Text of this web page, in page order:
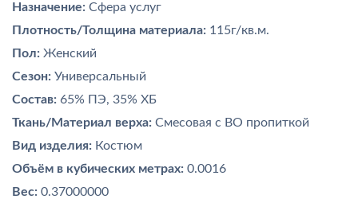
Назначение: Сфера услуг
Плотность/Толщина материала: 115г/кв.м.
Пол: Женский
Сезон: Универсальный
Состав: 65% ПЭ, 35% ХБ
Ткань/Материал верха: Смесовая с ВО пропиткой
Вид изделия: Костюм
Объём в кубических метрах: 0.0016
Вес: 0.37000000